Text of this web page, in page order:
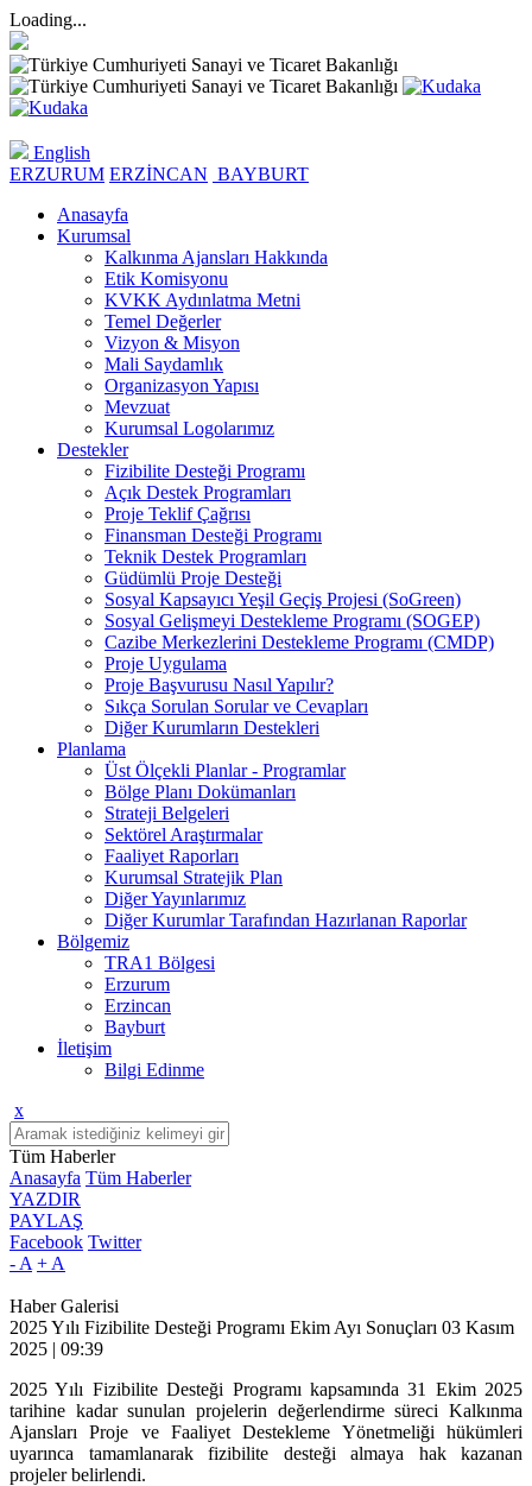
Loading...
English
ERZURUM ERZİNCAN BAYBURT
Anasayfa
Kurumsal
Kalkınma Ajansları Hakkında
Etik Komisyonu
KVKK Aydınlatma Metni
Temel Değerler
Vizyon & Misyon
Mali Saydamlık
Organizasyon Yapısı
Mevzuat
Kurumsal Logolarımız
Destekler
Fizibilite Desteği Programı
Açık Destek Programları
Proje Teklif Çağrısı
Finansman Desteği Programı
Teknik Destek Programları
Güdümlü Proje Desteği
Sosyal Kapsayıcı Yeşil Geçiş Projesi (SoGreen)
Sosyal Gelişmeyi Destekleme Programı (SOGEP)
Cazibe Merkezlerini Destekleme Programı (CMDP)
Proje Uygulama
Proje Başvurusu Nasıl Yapılır?
Sıkça Sorulan Sorular ve Cevapları
Diğer Kurumların Destekleri
Planlama
Üst Ölçekli Planlar - Programlar
Bölge Planı Dokümanları
Strateji Belgeleri
Sektörel Araştırmalar
Faaliyet Raporları
Kurumsal Stratejik Plan
Diğer Yayınlarımız
Diğer Kurumlar Tarafından Hazırlanan Raporlar
Bölgemiz
TRA1 Bölgesi
Erzurum
Erzincan
Bayburt
İletişim
Bilgi Edinme
x
Tüm Haberler
Anasayfa Tüm Haberler
YAZDIR
PAYLAŞ
Facebook Twitter
- A + A
Haber Galerisi
2025 Yılı Fizibilite Desteği Programı Ekim Ayı Sonuçları 03 Kasım
2025 | 09:39
2025 Yılı Fizibilite Desteği Programı kapsamında 31 Ekim 2025
tarihine kadar sunulan projelerin değerlendirme süreci Kalkınma
Ajansları Proje ve Faaliyet Destekleme Yönetmeliği hükümleri
uyarınca tamamlanarak fizibilite desteği almaya hak kazanan
projeler belirlendi.